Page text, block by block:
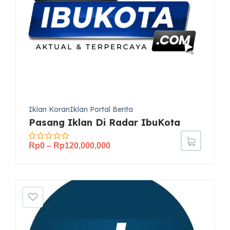
Iklan KoranIklan Portal Berita
Pasang Iklan Di Radar IbuKota
Rp0 – Rp120,000,000